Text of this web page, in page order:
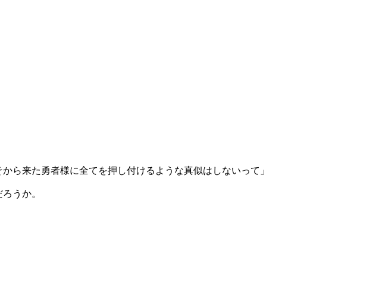
ら来た勇者様に全てを押し付けるような真似はしないって」
うか。